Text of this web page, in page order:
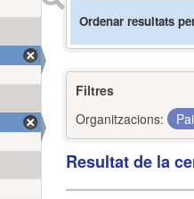
Ordenar resultats
Filtres
Organitzacions:
Resultat de la